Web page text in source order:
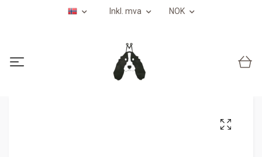
Inkl. mva NOK